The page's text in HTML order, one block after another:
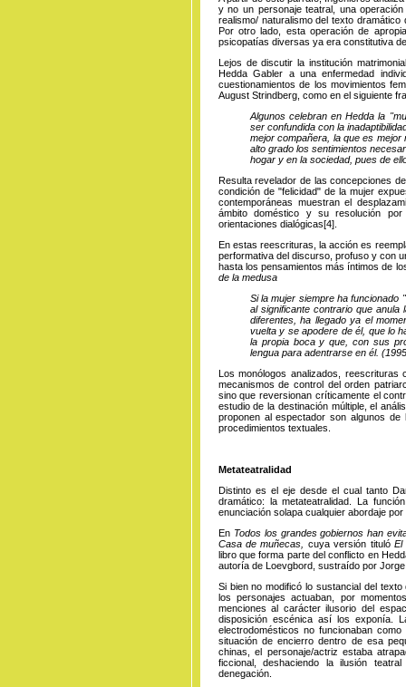
y no un personaje teatral, una
realismo/ naturalismo del texto
Por otro lado, esta operación de
psicopatías diversas ya era constitutiva
Lejos de discutir la institución
Hedda Gabler a una enfermedad
cuestionamientos de los movimientos
August Strindberg, como en el siguiente
Algunos celebran en Hedda la
ser confundida con la
mejor compañera, la que es
alto grado los sentimientos
hogar y en la sociedad, pues de
Resulta revelador de las concepciones
condición de "felicidad" de la mujer
contemporáneas muestran el
ámbito doméstico y su resolución
orientaciones dialógicas[4].
En estas reescrituras, la acción es
performativa del discurso, profuso y con
hasta los pensamientos más íntimos de
de la medusa
Si la mujer siempre ha funcionado
al significante contrario que
diferentes, ha llegado ya el
vuelta y se apodere de él, que lo
la propia boca y que, con sus
lengua para adentrarse en él.
Los monólogos analizados, reescrituras
mecanismos de control del orden
sino que reversionan críticamente el
estudio de la destinación múltiple, el
proponen al espectador son algunos
procedimientos textuales.
Metateatralidad
Distinto es el eje desde el cual tanto
dramático: la metateatralidad. La
enunciación solapa cualquier abordaje
En Todos los grandes gobiernos han
Casa de muñecas, cuya versión tituló El
libro que forma parte del conflicto en
autoría de Loevgbord, sustraído por
Si bien no modificó lo sustancial del
los personajes actuaban, por
menciones al carácter ilusorio del
disposición escénica así los exponía.
electrodomésticos no funcionaban
situación de encierro dentro de esa
chinas, el personaje/actriz estaba
ficcional, deshaciendo la ilusión
denegación.